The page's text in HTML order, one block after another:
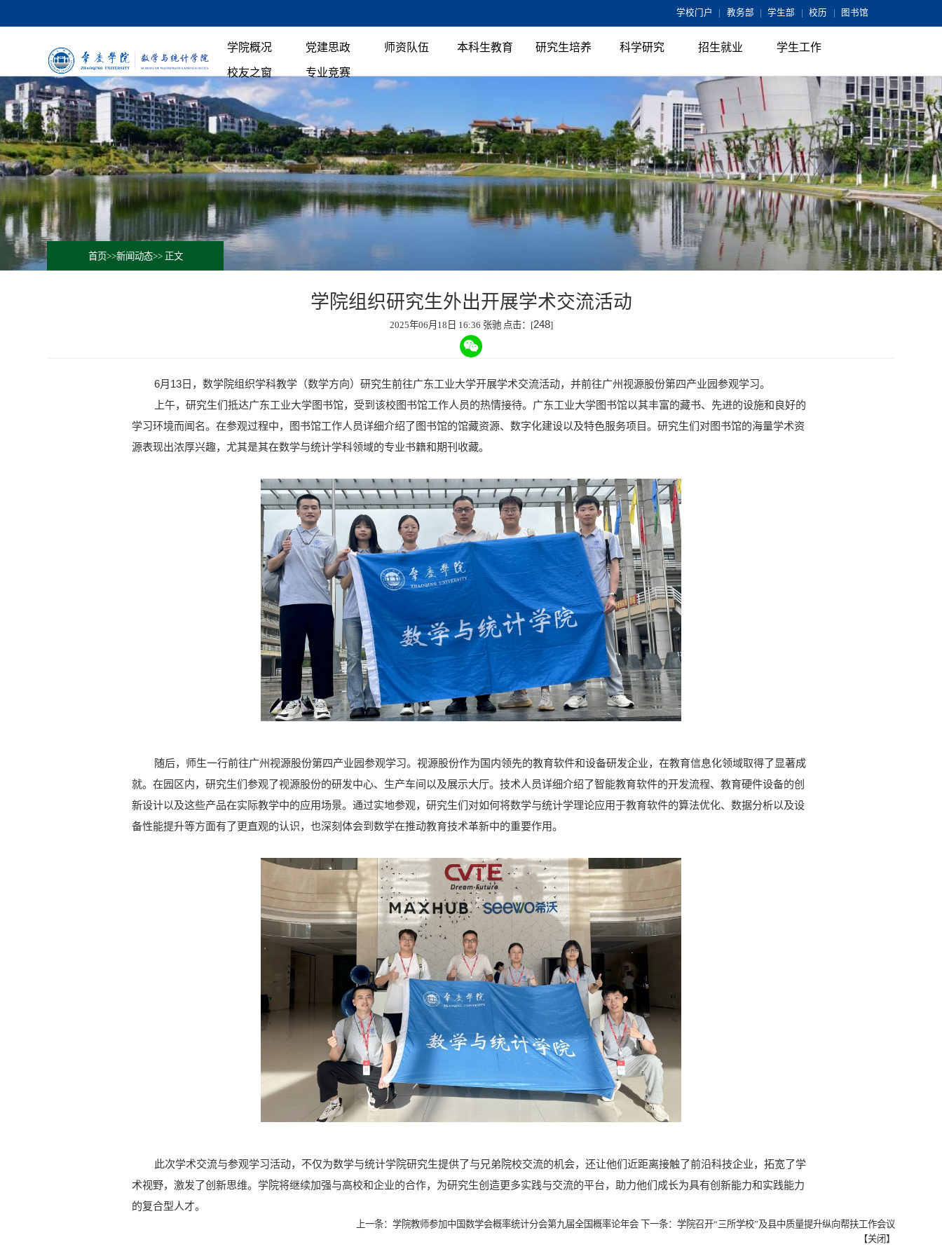
学校门户 教务部 学生部 校历 图书馆
学院概况 党建思政 师资队伍 本科生教育 研究生培养 科学研究 招生就业 学生工作
校友之窗 专业竞赛
首页>>新闻动态>> 正文
学院组织研究生外出开展学术交流活动
2025年06月18日 16:36 张驰 点击：[248]
6月13日，数学院组织学科教学（数学方向）研究生前往广东工业大学开展学术交流活动，并前往广州视源股份第四产业园参观学习。
上午，研究生们抵达广东工业大学图书馆，受到该校图书馆工作人员的热情接待。广东工业大学图书馆以其丰富的藏书、先进的设施和良好的
学习环境而闻名。在参观过程中，图书馆工作人员详细介绍了图书馆的馆藏资源、数字化建设以及特色服务项目。研究生们对图书馆的海量学术资
源表现出浓厚兴趣，尤其是其在数学与统计学科领域的专业书籍和期刊收藏。
随后，师生一行前往广州视源股份第四产业园参观学习。视源股份作为国内领先的教育软件和设备研发企业，在教育信息化领域取得了显著成
就。在园区内，研究生们参观了视源股份的研发中心、生产车间以及展示大厅。技术人员详细介绍了智能教育软件的开发流程、教育硬件设备的创
新设计以及这些产品在实际教学中的应用场景。通过实地参观，研究生们对如何将数学与统计学理论应用于教育软件的算法优化、数据分析以及设
备性能提升等方面有了更直观的认识，也深刻体会到数学在推动教育技术革新中的重要作用。
此次学术交流与参观学习活动，不仅为数学与统计学院研究生提供了与兄弟院校交流的机会，还让他们近距离接触了前沿科技企业，拓宽了学
术视野，激发了创新思维。学院将继续加强与高校和企业的合作，为研究生创造更多实践与交流的平台，助力他们成长为具有创新能力和实践能力
的复合型人才。
上一条： 学院教师参加中国数学会概率统计分会第九届全国概率论年会下一条： 学院召开“三所学校”及县中质量提升纵向帮扶工作会议
【关闭 】